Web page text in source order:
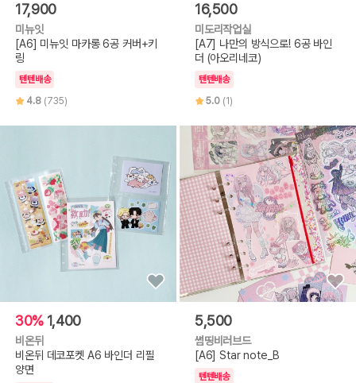
17,900
미뉴잇
[A6] 미뉴잇 마카롱 6공 커버+키
링
텐텐배송
4.8 (735)
16,500
미도리작업실
[A7] 나만의 방식으로! 6공 바인
더 (아오리네코)
텐텐배송
5.0 (1)
30% 1,400
비온뒤
비온뒤 데코포켓 A6 바인더 리필
양면
5,500
썸띵비러브드
[A6] Star note_B
텐텐배송